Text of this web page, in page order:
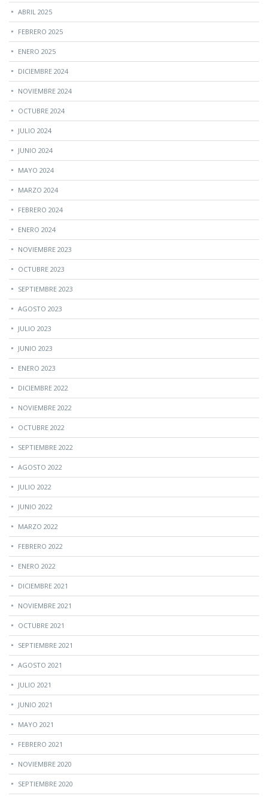
ABRIL 2025
FEBRERO 2025
ENERO 2025
DICIEMBRE 2024
NOVIEMBRE 2024
OCTUBRE 2024
JULIO 2024
JUNIO 2024
MAYO 2024
MARZO 2024
FEBRERO 2024
ENERO 2024
NOVIEMBRE 2023
OCTUBRE 2023
SEPTIEMBRE 2023
AGOSTO 2023
JULIO 2023
JUNIO 2023
ENERO 2023
DICIEMBRE 2022
NOVIEMBRE 2022
OCTUBRE 2022
SEPTIEMBRE 2022
AGOSTO 2022
JULIO 2022
JUNIO 2022
MARZO 2022
FEBRERO 2022
ENERO 2022
DICIEMBRE 2021
NOVIEMBRE 2021
OCTUBRE 2021
SEPTIEMBRE 2021
AGOSTO 2021
JULIO 2021
JUNIO 2021
MAYO 2021
FEBRERO 2021
NOVIEMBRE 2020
SEPTIEMBRE 2020